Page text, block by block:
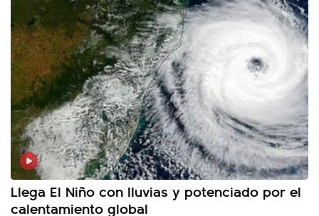
Llega El Niño con lluvias y potenciado por el
calentamiento global